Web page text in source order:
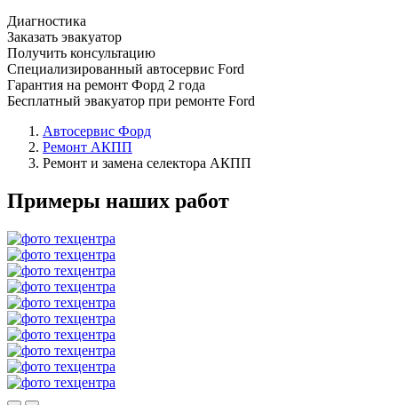
Диагностика
Заказать эвакуатор
Получить консультацию
Специализированный автосервис Ford
Гарантия на ремонт Форд 2 года
Бесплатный эвакуатор при ремонте Ford
Автосервис Форд
Ремонт АКПП
Ремонт и замена селектора АКПП
Примеры наших работ